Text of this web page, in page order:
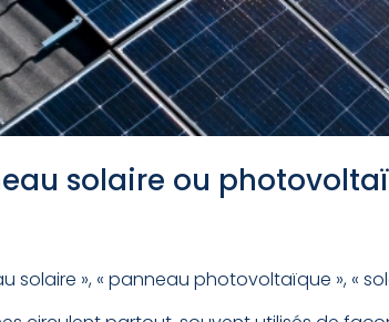
solaire ou
solaire », « panneau photovoltaïque », «